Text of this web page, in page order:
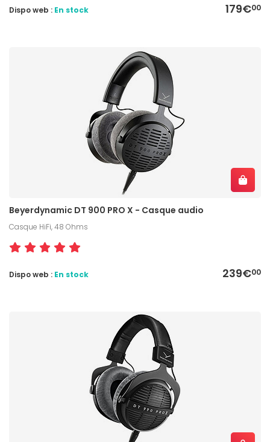
179€00
Dispo web : En stock
Beyerdynamic DT 900 PRO X - Casque audio
Casque HiFi, 48 Ohms
239€00
Dispo web : En stock